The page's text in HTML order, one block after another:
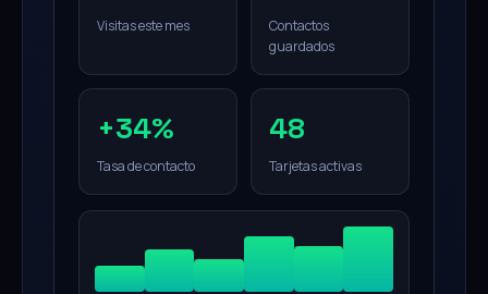
Visitas este mes
Contactos
guardados
+34%
Tasa de contacto
48
Tarjetas activas